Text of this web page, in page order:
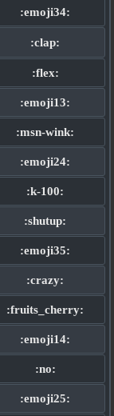
:emoji34:
:clap:
:flex:
:emoji13:
:msn-wink:
:emoji24:
:k-100:
:shutup:
:emoji35:
:crazy:
:fruits_cherry:
:emoji14:
:no:
:emoji25: